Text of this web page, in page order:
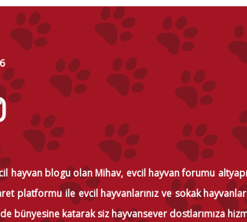
hayvan blogu olan Mihav, evcil hayvan forumu
platformu ile evcil hayvanlarınız ve sokak
bünyesine katarak siz hayvansever dostlarımıza